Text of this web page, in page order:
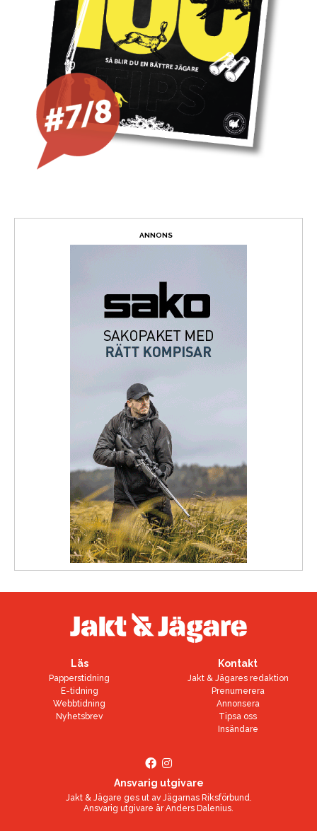
ANNONS
Läs
Papperstidning
E-tidning
Webbtidning
Nyhetsbrev
Kontakt
Jakt & Jägares redaktion
Prenumerera
Annonsera
Tipsa oss
Insändare
Ansvarig utgivare
Jakt & Jägare ges ut av Jägarnas Riksförbund.
Ansvarig utgivare ärAnders Dalenius.